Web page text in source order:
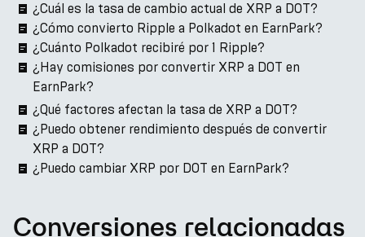
¿Cuál es la tasa de cambio actual de XRP a DOT?
¿Cómo convierto Ripple a Polkadot en EarnPark?
¿Cuánto Polkadot recibiré por 1 Ripple?
¿Hay comisiones por convertir XRP a DOT en
EarnPark?
¿Qué factores afectan la tasa de XRP a DOT?
¿Puedo obtener rendimiento después de convertir
XRP a DOT?
¿Puedo cambiar XRP por DOT en EarnPark?
Conversiones relacionadas